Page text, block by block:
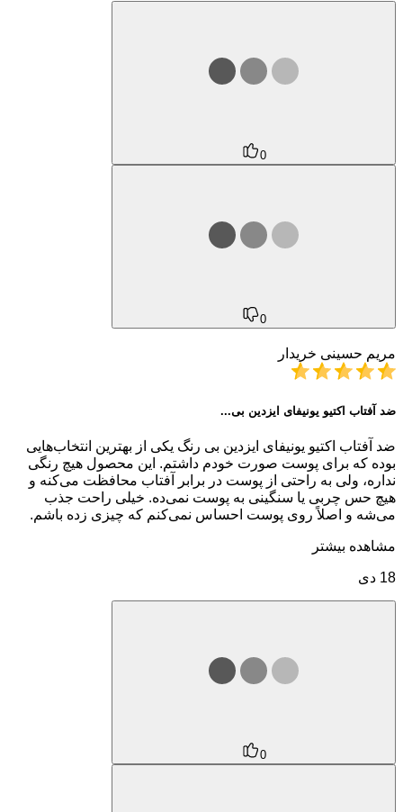
0
0
مریم حسینی خریدار
ضد آفتاب اکتیو یونیفای ایزدین بی...
ضد آفتاب اکتیو یونیفای ایزدین بی رنگ یکی از بهترین انتخاب‌هایی
بوده که برای پوست صورت خودم داشتم. این محصول هیچ رنگی
نداره، ولی به راحتی از پوست در برابر آفتاب محافظت می‌کنه و
هیچ حس چربی یا سنگینی به پوست نمی‌ده. خیلی راحت جذب
می‌شه و اصلاً روی پوست احساس نمی‌کنم که چیزی زده باشم.
مشاهده بیشتر
18 دی
0